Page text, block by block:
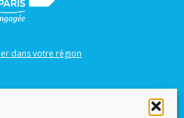
dans votre région